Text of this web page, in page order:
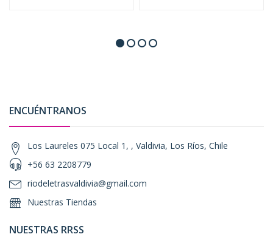
ENCUÉNTRANOS
Los Laureles 075 Local 1, , Valdivia, Los Ríos, Chile
+56 63 2208779
riodeletrasvaldivia@gmail.com
Nuestras Tiendas
NUESTRAS RRSS